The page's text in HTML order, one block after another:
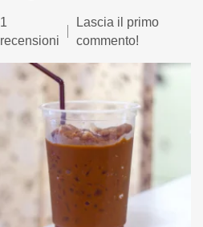
1
recensioni
Lascia il primo
commento!